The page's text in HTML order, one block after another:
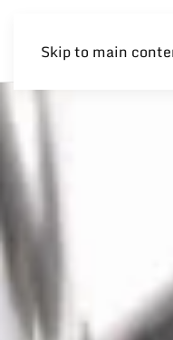
Skip to main